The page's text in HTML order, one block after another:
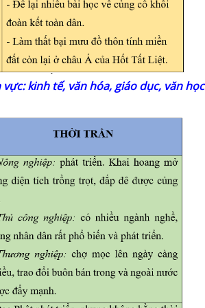
kinh tế, văn hóa, giáo dục, văn học